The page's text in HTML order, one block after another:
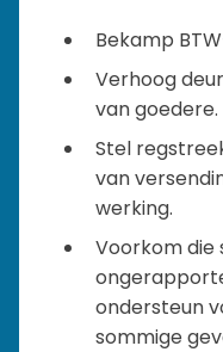
Bekamp
Verhoog
van goedere.
Stel
van
werking.
Voorkom die
ondersteun
sommige